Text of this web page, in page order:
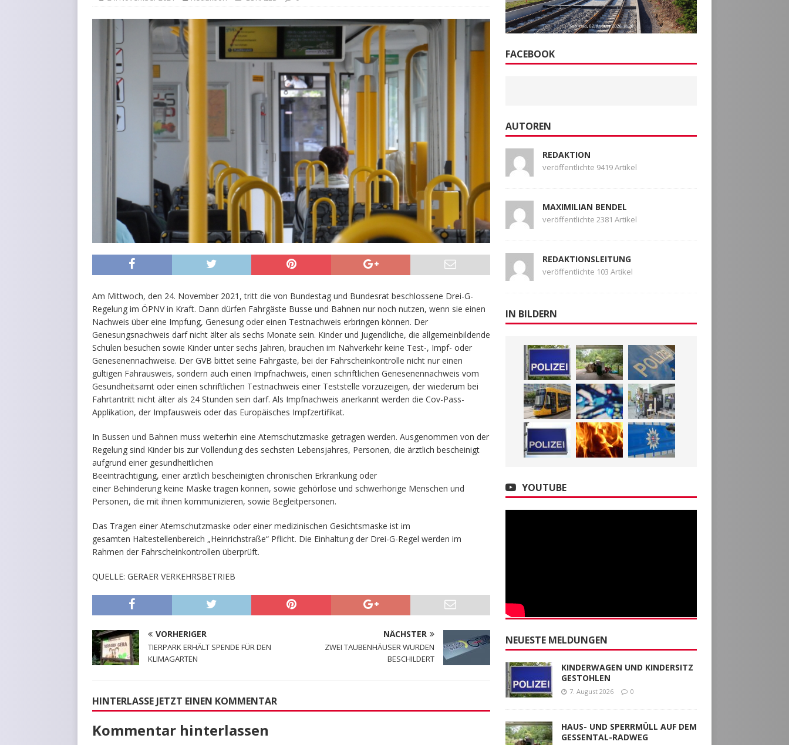
Am Mittwoch, den 24. November 2021, tritt die von Bundestag und Bundesrat beschlossene Drei-G-
Regelung im ÖPNV in Kraft. Dann dürfen Fahrgäste Busse und Bahnen nur noch nutzen, wenn sie einen
Nachweis über eine Impfung, Genesung oder einen Testnachweis erbringen können. Der
Genesungsnachweis darf nicht älter als sechs Monate sein. Kinder und Jugendliche, die allgemeinbildende
Schulen besuchen sowie Kinder unter sechs Jahren, brauchen im Nahverkehr keine Test-, Impf- oder
Genesenennachweise. Der GVB bittet seine Fahrgäste, bei der Fahrscheinkontrolle nicht nur einen
gültigen Fahrausweis, sondern auch einen Impfnachweis, einen schriftlichen Genesenennachweis vom
Gesundheitsamt oder einen schriftlichen Testnachweis einer Teststelle vorzuzeigen, der wiederum bei
Fahrtantritt nicht älter als 24 Stunden sein darf. Als Impfnachweis anerkannt werden die Cov-Pass-
Applikation, der Impfausweis oder das Europäisches Impfzertifikat.
In Bussen und Bahnen muss weiterhin eine Atemschutzmaske getragen werden. Ausgenommen von der
Regelung sind Kinder bis zur Vollendung des sechsten Lebensjahres, Personen, die ärztlich bescheinigt
aufgrund einer gesundheitlichen
Beeinträchtigung, einer ärztlich bescheinigten chronischen Erkrankung oder
einer Behinderung keine Maske tragen können, sowie gehörlose und schwerhörige Menschen und
Personen, die mit ihnen kommunizieren, sowie Begleitpersonen.
Das Tragen einer Atemschutzmaske oder einer medizinischen Gesichtsmaske ist im
gesamten Haltestellenbereich „Heinrichstraße“ Pflicht. Die Einhaltung der Drei-G-Regel werden im
Rahmen der Fahrscheinkontrollen überprüft.
QUELLE: GERAER VERKEHRSBETRIEB
VORHERIGER
TIERPARK ERHÄLT SPENDE FÜR DEN
KLIMAGARTEN
NÄCHSTER
ZWEI TAUBENHÄUSER WURDEN
BESCHILDERT
HINTERLASSE JETZT EINEN KOMMENTAR
Kommentar hinterlassen
FACEBOOK
AUTOREN
REDAKTION
veröffentlichte 9419 Artikel
MAXIMILIAN BENDEL
veröffentlichte 2381 Artikel
REDAKTIONSLEITUNG
veröffentlichte 103 Artikel
IN BILDERN
YOUTUBE
NEUESTE MELDUNGEN
KINDERWAGEN UND KINDERSITZ
GESTOHLEN
7. August 2026 0
HAUS- UND SPERRMÜLL AUF DEM
GESSENTAL-RADWEG